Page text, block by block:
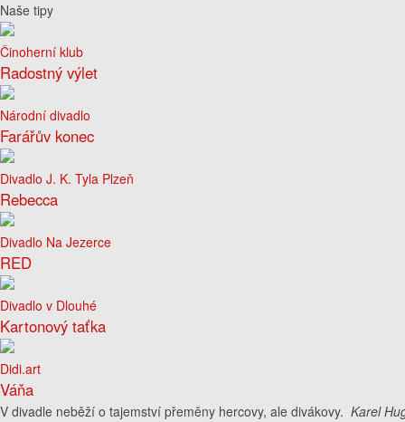
Naše tipy
Činoherní klub
Radostný výlet
Národní divadlo
Farářův konec
Divadlo J. K. Tyla Plzeň
Rebecca
Divadlo Na Jezerce
RED
Divadlo v Dlouhé
Kartonový taťka
Didi.art
Váňa
V divadle neběží o tajemství přeměny hercovy, ale divákovy. Karel